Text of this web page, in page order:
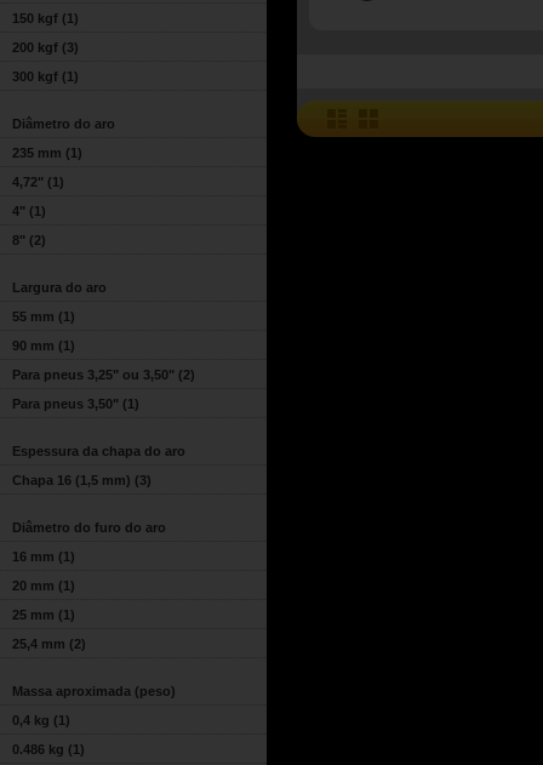
150 kgf (1)
200 kgf (3)
300 kgf (1)
Diâmetro do aro
235 mm (1)
4,72" (1)
4" (1)
8" (2)
Largura do aro
55 mm (1)
90 mm (1)
Para pneus 3,25" ou 3,50" (2)
Para pneus 3,50" (1)
Espessura da chapa do aro
Chapa 16 (1,5 mm) (3)
Diâmetro do furo do aro
16 mm (1)
20 mm (1)
25 mm (1)
25,4 mm (2)
Massa aproximada (peso)
0,4 kg (1)
0.486 kg (1)